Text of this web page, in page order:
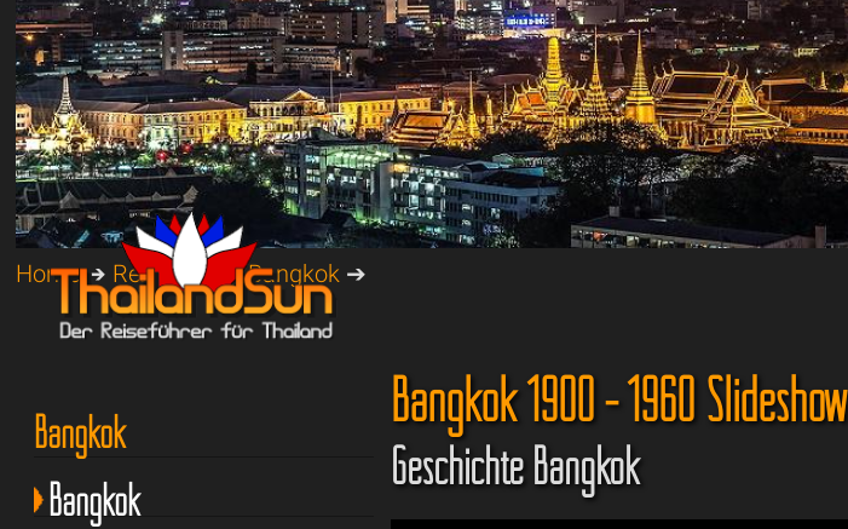
Home➔ Reiseziele ➔Bangkok ➔
Bangkok 1900 - 1960 Slideshow
Geschichte Bangkok
Bangkok
Bangkok